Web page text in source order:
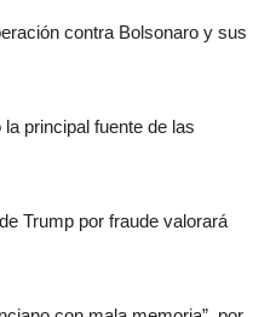
contra Bolsonaro y sus
principal fuente de las
Trump por fraude valorará